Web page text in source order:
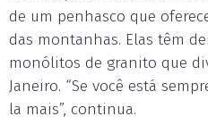
de um penhasco que
das montanhas. Elas têm
monólitos de granito que
Janeiro. “Se você está
la mais”, continua.